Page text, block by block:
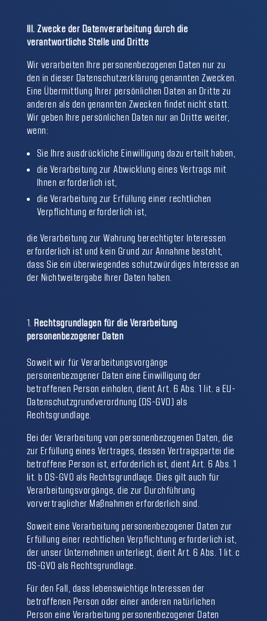
III. Zwecke der Datenverarbeitung durch die
verantwortliche Stelle und Dritte
Wir verarbeiten Ihre personenbezogenen Daten nur zu
den in dieser Datenschutzerklärung genannten Zwecken.
Eine Übermittlung Ihrer persönlichen Daten an Dritte zu
anderen als den genannten Zwecken findet nicht statt.
Wir geben Ihre persönlichen Daten nur an Dritte weiter,
wenn:
Sie Ihre ausdrückliche Einwilligung dazu erteilt haben,
die Verarbeitung zur Abwicklung eines Vertrags mit
Ihnen erforderlich ist,
die Verarbeitung zur Erfüllung einer rechtlichen
Verpflichtung erforderlich ist,
die Verarbeitung zur Wahrung berechtigter Interessen
erforderlich ist und kein Grund zur Annahme besteht,
dass Sie ein überwiegendes schutzwürdiges Interesse an
der Nichtweitergabe Ihrer Daten haben.
Rechtsgrundlagen für die Verarbeitung
personenbezogener Daten
Soweit wir für Verarbeitungsvorgänge
personenbezogener Daten eine Einwilligung der
betroffenen Person einholen, dient Art. 6 Abs. 1 lit. a EU-
Datenschutzgrundverordnung (DS-GVO) als
Rechtsgrundlage.
Bei der Verarbeitung von personenbezogenen Daten, die
zur Erfüllung eines Vertrages, dessen Vertragspartei die
betroffene Person ist, erforderlich ist, dient Art. 6 Abs. 1
lit. b DS-GVO als Rechtsgrundlage. Dies gilt auch für
Verarbeitungsvorgänge, die zur Durchführung
vorvertraglicher Maßnahmen erforderlich sind.
Soweit eine Verarbeitung personenbezogener Daten zur
Erfüllung einer rechtlichen Verpflichtung erforderlich ist,
der unser Unternehmen unterliegt, dient Art. 6 Abs. 1 lit. c
DS-GVO als Rechtsgrundlage.
Für den Fall, dass lebenswichtige Interessen der
betroffenen Person oder einer anderen natürlichen
Person eine Verarbeitung personenbezogener Daten